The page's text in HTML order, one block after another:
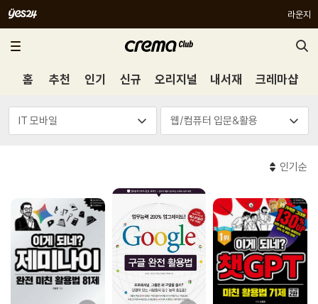
라운지
홈 추천 인기 신규 오리지널 내서재 크레마샵
인기순